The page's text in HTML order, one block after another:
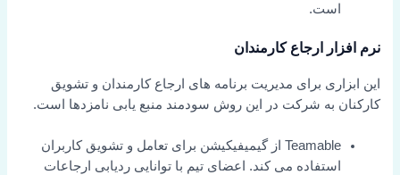
است.
نرم افزار ارجاع کارمندان
این ابزاری برای مدیریت برنامه های ارجاع کارمندان و تشویق
کارکنان به شرکت در این روش سودمند منبع یابی نامزدها است.
Teamable از گیمیفیکیشن برای تعامل و تشویق کاربران
استفاده می کند. اعضای تیم با توانایی ردیابی ارجاعات